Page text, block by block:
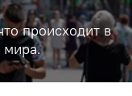
происходит в